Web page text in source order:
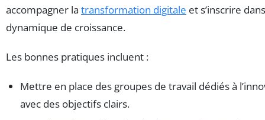
accompagner la transformation digitale et s’inscrire
dynamique de croissance.
Les bonnes pratiques incluent :
Mettre en place des groupes de travail dédiés à
avec des objectifs clairs.